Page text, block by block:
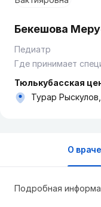
Бекешова
Педиатр
Где принимает
Тюлькубасская
Турар
О враче
Подробная